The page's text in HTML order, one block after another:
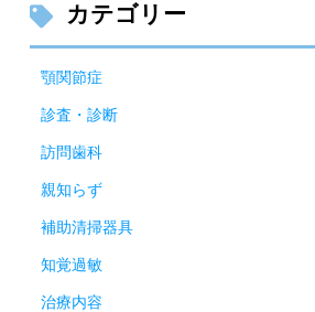
カテゴリー
顎関節症
診査・診断
訪問歯科
親知らず
補助清掃器具
知覚過敏
治療内容